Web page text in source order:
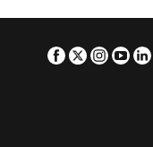
Bulgaria
Croaţia
Facebook
Twitter